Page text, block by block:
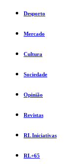
Desporto
Mercado
Cultura
Sociedade
Opinião
Revistas
RL Iniciativas
RL+65